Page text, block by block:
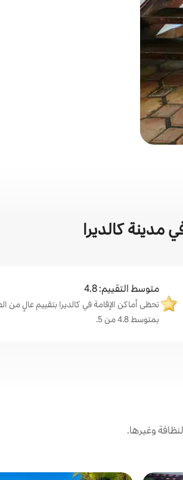
مدينة كالديرا
متوسط التقييم: 4.8
تحظى أماكن الإقامة في كالديرا بتقييم عالٍ من
بمتوسط 4.8 من 5.
وغيرها.